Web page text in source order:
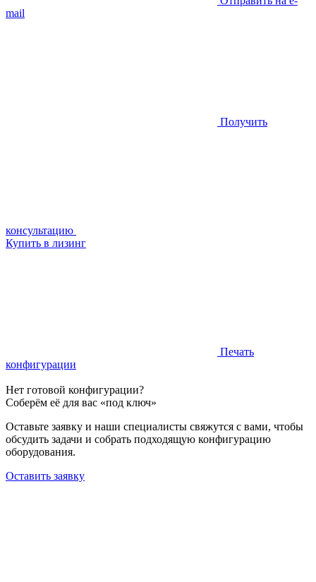
mail
Получить
консультацию
Купить в лизинг
Печать
конфигурации
Нет готовой конфигурации?
Соберём её для вас «под ключ»
Оставьте заявку и наши специалисты свяжутся с вами, чтобы
обсудить задачи и собрать подходящую конфигурацию
оборудования.
Оставить заявку